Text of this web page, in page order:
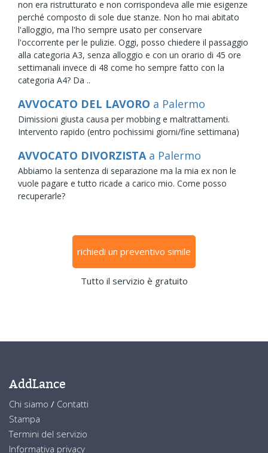
non era ristrutturato e non corrispondeva alle mie esigenze
perché composto di sole due stanze. Non ho mai abitato
l'alloggio, ma l'ho sempre usato per conservare
l'occorrente per le pulizie. Oggi, posso chiedere il passaggio
alla categoria A3, senza alloggio e con un orario di 45 ore
settimanali invece di 48 come ho sempre fatto con la
categoria A4? Da ..
AVVOCATO DEL LAVORO a Palermo
Dimissioni giusta causa per mobbing e maltrattamenti.
Intervento rapido (entro pochissimi giorni/fine settimana)
AVVOCATO DIVORZISTA a Palermo
Abbiamo la sentenza di separazione ma la mia ex non le
vuole pagare e tutto ricade a carico mio. Come posso
recuperarle?
richiedi un preventivo simile
Tutto il servizio è gratuito
AddLance
Chi siamo / Contatti
Stampa
Termini del servizio
Informativa privacy